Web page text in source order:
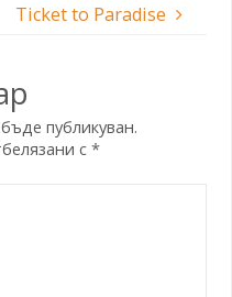
Ticket to Paradise
публикуван.
с*